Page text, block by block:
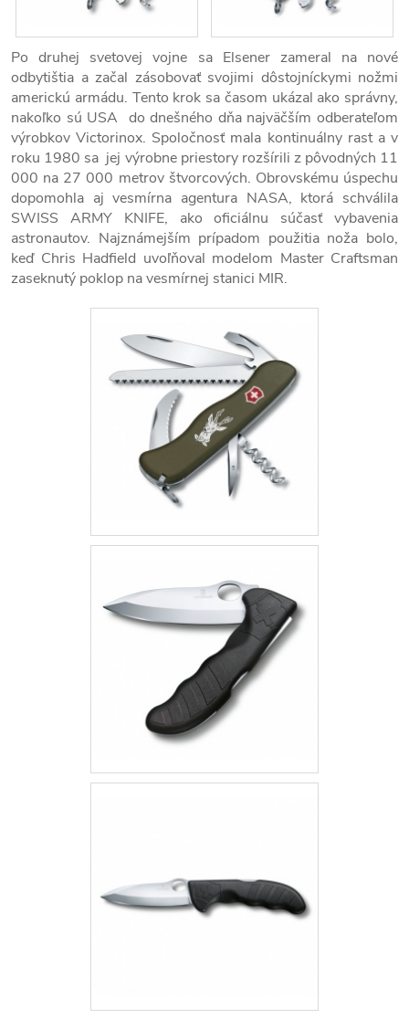
Po druhej svetovej vojne sa Elsener zameral na nové
odbytištia a začal zásobovať svojimi dôstojníckymi nožmi
americkú armádu. Tento krok sa časom ukázal ako správny,
nakoľko sú USA do dnešného dňa najväčším odberateľom
výrobkov Victorinox. Spoločnosť mala kontinuálny rast a v
roku 1980 sa jej výrobne priestory rozšírili z pôvodných 11
000 na 27 000 metrov štvorcových. Obrovskému úspechu
dopomohla aj vesmírna agentura NASA, ktorá schválila
SWISS ARMY KNIFE, ako oficiálnu súčasť vybavenia
astronautov. Najznámejším prípadom použitia noža bolo,
keď Chris Hadfield uvoľňoval modelom Master Craftsman
zaseknutý poklop na vesmírnej stanici MIR.